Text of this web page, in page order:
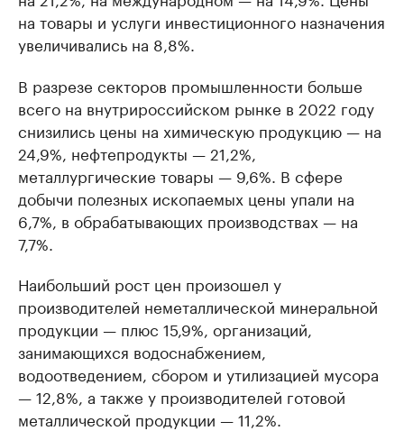
на товары и услуги инвестиционного назначения
увеличивались на 8,8%.
В разрезе секторов промышленности больше
всего на внутрироссийском рынке в 2022 году
снизились цены на химическую продукцию — на
24,9%, нефтепродукты — 21,2%,
металлургические товары — 9,6%. В сфере
добычи полезных ископаемых цены упали на
6,7%, в обрабатывающих производствах — на
7,7%.
Наибольший рост цен произошел у
производителей неметаллической минеральной
продукции — плюс 15,9%, организаций,
занимающихся водоснабжением,
водоотведением, сбором и утилизацией мусора
— 12,8%, а также у производителей готовой
металлической продукции — 11,2%.